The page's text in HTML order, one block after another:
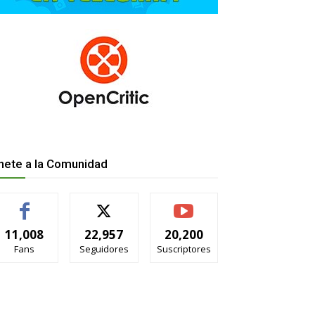
a la Comunidad
11,008
Fans
22,957
Seguidores
20,200
Suscriptores